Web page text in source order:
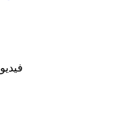
فيديو